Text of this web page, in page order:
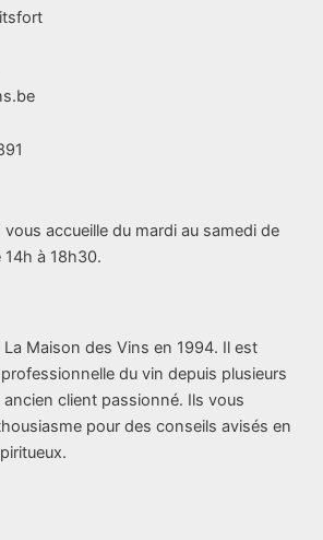
accueille du mardi au samedi de
à 18h30.
Maison des Vins en 1994. Il est
du vin depuis plusieurs
client passionné. Ils vous
pour des conseils avisés en